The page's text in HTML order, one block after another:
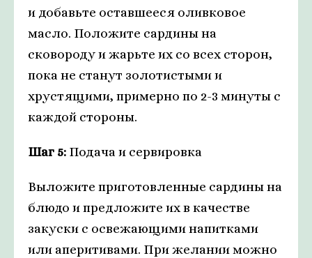
и добавьте оставшееся оливковое
масло. Положите сардины на
сковороду и жарьте их со всех сторон,
пока не станут золотистыми и
хрустящими, примерно по 2-3 минуты с
каждой стороны.
Шаг 5: Подача и сервировка
Выложите приготовленные сардины на
блюдо и предложите их в качестве
закуски с освежающими напитками
или аперитивами. При желании можно